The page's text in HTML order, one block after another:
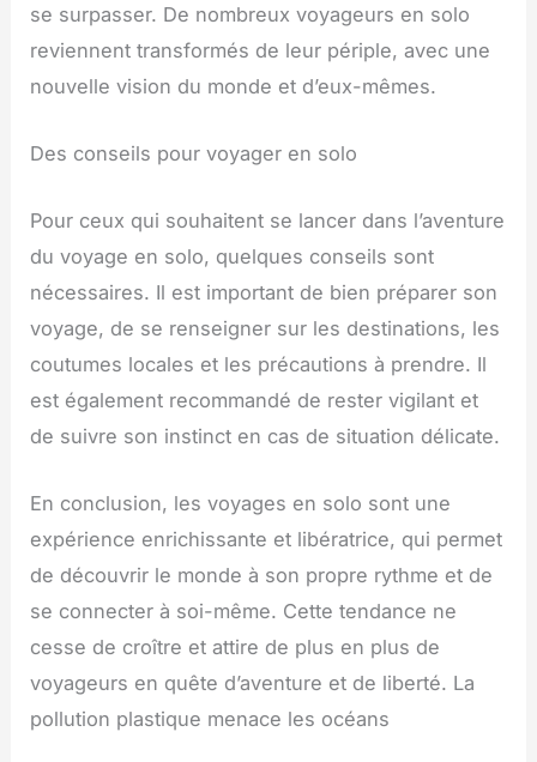
se surpasser. De nombreux voyageurs en solo
reviennent transformés de leur périple, avec une
nouvelle vision du monde et d’eux-mêmes.
Des conseils pour voyager en solo
Pour ceux qui souhaitent se lancer dans l’aventure
du voyage en solo, quelques conseils sont
nécessaires. Il est important de bien préparer son
voyage, de se renseigner sur les destinations, les
coutumes locales et les précautions à prendre. Il
est également recommandé de rester vigilant et
de suivre son instinct en cas de situation délicate.
En conclusion, les voyages en solo sont une
expérience enrichissante et libératrice, qui permet
de découvrir le monde à son propre rythme et de
se connecter à soi-même. Cette tendance ne
cesse de croître et attire de plus en plus de
voyageurs en quête d’aventure et de liberté. La
pollution plastique menace les océans